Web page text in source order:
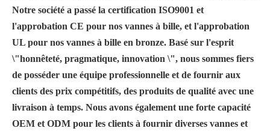
Notre société a passé la certification ISO9001 et
l'approbation CE pour nos vannes à bille, et l'approbation
UL pour nos vannes à bille en bronze. Basé sur l'esprit
\"honnêteté, pragmatique, innovation \", nous sommes fiers
de posséder une équipe professionnelle et de fournir aux
clients des prix compétitifs, des produits de qualité avec une
livraison à temps. Nous avons également une forte capacité
OEM et ODM pour les clients à fournir diverses vannes et